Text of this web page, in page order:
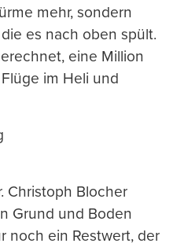
mehr, sondern
es nach oben spült.
eine Million
im Heli und
Christoph Blocher
Grund und Boden
noch ein Restwert, der